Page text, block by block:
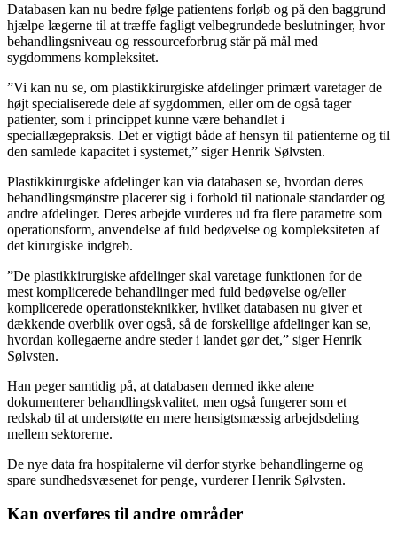
Databasen kan nu bedre følge patientens forløb og på den baggrund
hjælpe lægerne til at træffe fagligt velbegrundede beslutninger, hvor
behandlingsniveau og ressourceforbrug står på mål med
sygdommens kompleksitet.
”Vi kan nu se, om plastikkirurgiske afdelinger primært varetager de
højt specialiserede dele af sygdommen, eller om de også tager
patienter, som i princippet kunne være behandlet i
speciallægepraksis. Det er vigtigt både af hensyn til patienterne og til
den samlede kapacitet i systemet,” siger Henrik Sølvsten.
Plastikkirurgiske afdelinger kan via databasen se, hvordan deres
behandlingsmønstre placerer sig i forhold til nationale standarder og
andre afdelinger. Deres arbejde vurderes ud fra flere parametre som
operationsform, anvendelse af fuld bedøvelse og kompleksiteten af
det kirurgiske indgreb.
”De plastikkirurgiske afdelinger skal varetage funktionen for de
mest komplicerede behandlinger med fuld bedøvelse og/eller
komplicerede operationsteknikker, hvilket databasen nu giver et
dækkende overblik over også, så de forskellige afdelinger kan se,
hvordan kollegaerne andre steder i landet gør det,” siger Henrik
Sølvsten.
Han peger samtidig på, at databasen dermed ikke alene
dokumenterer behandlingskvalitet, men også fungerer som et
redskab til at understøtte en mere hensigtsmæssig arbejdsdeling
mellem sektorerne.
De nye data fra hospitalerne vil derfor styrke behandlingerne og
spare sundhedsvæsenet for penge, vurderer Henrik Sølvsten.
Kan overføres til andre områder